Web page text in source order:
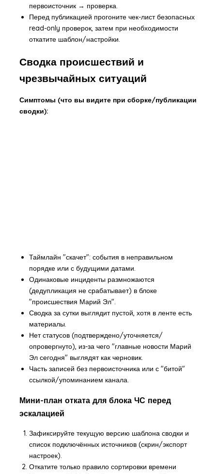
первоисточник → проверка.
Перед публикацией прогоните чек-лист безопасных
read-only проверок, затем при необходимости
откатите шаблон/настройки.
Сводка происшествий и
чрезвычайных ситуаций
Симптомы (что вы видите при сборке/публикации
сводки):
Таймлайн "скачет": события в неправильном
порядке или с будущими датами.
Одинаковые инциденты размножаются
(дедупликация не срабатывает) в блоке
"происшествия Марий Эл".
Сводка за сутки выглядит пустой, хотя в ленте есть
материалы.
Нет статусов (подтверждено/уточняется/
опровергнуто), из-за чего "главные новости Марий
Эл сегодня" выглядят как черновик.
Часть записей без первоисточника или с "битой"
ссылкой/упоминанием канала.
Мини-план отката для блока ЧС перед
эскалацией
Зафиксируйте текущую версию шаблона сводки и
список подключённых источников (скрин/экспорт
настроек).
Откатите только правило сортировки времени